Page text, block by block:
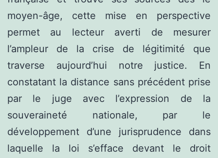
moyen-âge, cette mise en perspective
permet au lecteur averti de mesurer
l’ampleur de la crise de légitimité que
traverse aujourd’hui notre justice. En
constatant la distance sans précédent prise
par le juge avec l’expression de la
souveraineté nationale, par le
développement d’une jurisprudence dans
laquelle la loi s’efface devant le droit